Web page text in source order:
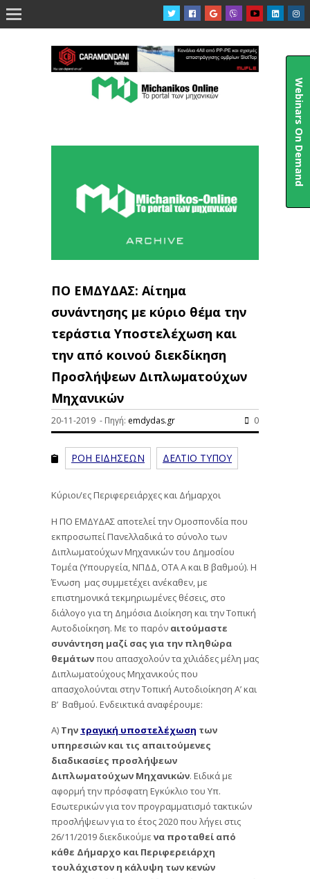

ΠΟ ΕΜΔΥΔΑΣ: Αίτημα
συνάντησης με κύριο θέμα την
τεράστια Υποστελέχωση και
την από κοινού διεκδίκηση
Προσλήψεων Διπλωματούχων
Μηχανικών
20-11-2019 - Πηγή: emdydas.gr 0
ΡΟΗ ΕΙΔΗΣΕΩΝ ΔΕΛΤΙΟ ΤΥΠΟΥ
Κύριοι/ες Περιφερειάρχες και Δήμαρχοι
Η ΠΟ ΕΜΔΥΔΑΣ αποτελεί την Ομοσπονδία που
εκπροσωπεί Πανελλαδικά το σύνολο των
Διπλωματούχων Μηχανικών του Δημοσίου
Τομέα (Υπουργεία, ΝΠΔΔ, ΟΤΑ Α και Β βαθμού). Η
Ένωση μας συμμετέχει ανέκαθεν, με
επιστημονικά τεκμηριωμένες θέσεις, στο
διάλογο για τη Δημόσια Διοίκηση και την Τοπική
Αυτοδιοίκηση. Με το παρόν αιτούμαστε
συνάντηση μαζί σας για την πληθώρα
θεμάτωνπου απασχολούν τα χιλιάδες μέλη μας
Διπλωματούχους Μηχανικούς που
απασχολούνται στην Τοπική Αυτοδιοίκηση Α’ και
Β’ Βαθμού. Ενδεικτικά αναφέρουμε:
Α) Την τραγική υποστελέχωση των
υπηρεσιών και τις απαιτούμενες
διαδικασίες προσλήψεων
Διπλωματούχων Μηχανικών. Ειδικά με
αφορμή την πρόσφατη Εγκύκλιο του Υπ.
Εσωτερικών για τον προγραμματισμό τακτικών
προσλήψεων για το έτος 2020 που λήγει στις
26/11/2019 διεκδικούμε να προταθεί από
κάθε Δήμαρχο και Περιφερειάρχη
τουλάχιστον η κάλυψη των κενών
Webinars On Demand